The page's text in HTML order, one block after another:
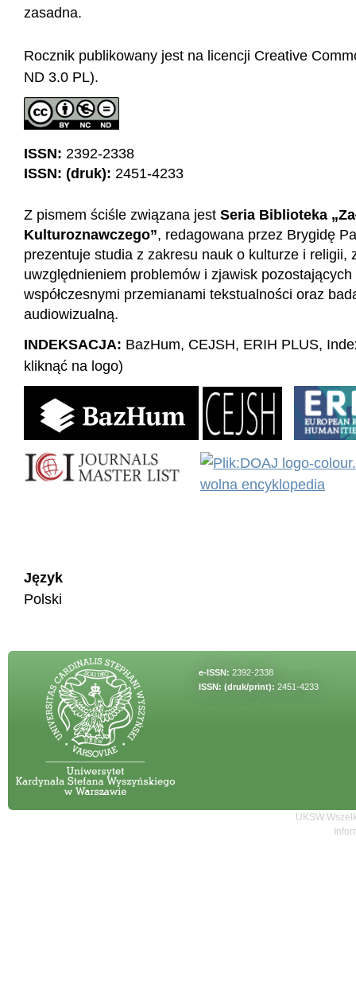
zasadna.
Rocznik publikowany jest na licencji Creative
ND 3.0 PL).
ISSN: 2392-2338
ISSN: (druk): 2451-4233
Z pismem ściśle związana jest Seria Biblioteka
Kulturoznawczego”, redagowana przez Brygidę
prezentuje studia z zakresu nauk o kulturze i religii,
uwzględnieniem problemów i zjawisk
współczesnymi przemianami tekstualności oraz
audiowizualną.
INDEKSACJA: BazHum, CEJSH, ERIH PLUS,
kliknąć na logo)
Język
Polski
e-ISSN: 2392-2338
ISSN: (druk/print): 2451-4233
UKSW